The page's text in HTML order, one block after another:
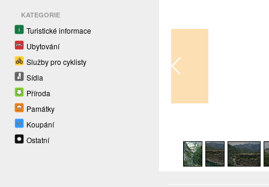
KATEGORIE
Turistické informace
Ubytování
Služby pro cyklisty
Sídla
Příroda
Památky
Koupání
Ostatní